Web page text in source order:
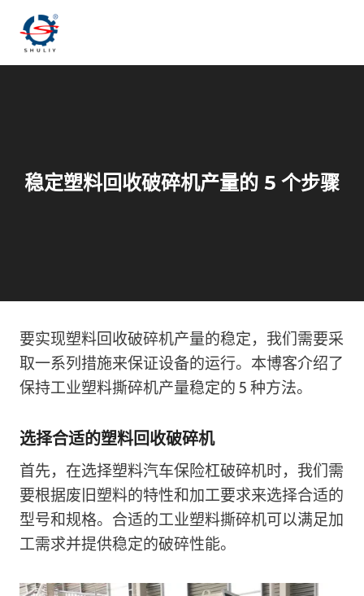
稳定塑料回收破碎机产量的 5 个步骤
要实现塑料回收破碎机产量的稳定，我们需要采
取一系列措施来保证设备的运行。本博客介绍了
保持工业塑料撕碎机产量稳定的 5 种方法。
选择合适的塑料回收破碎机
首先，在选择塑料汽车保险杠破碎机时，我们需
要根据废旧塑料的特性和加工要求来选择合适的
型号和规格。合适的工业塑料撕碎机可以满足加
工需求并提供稳定的破碎性能。